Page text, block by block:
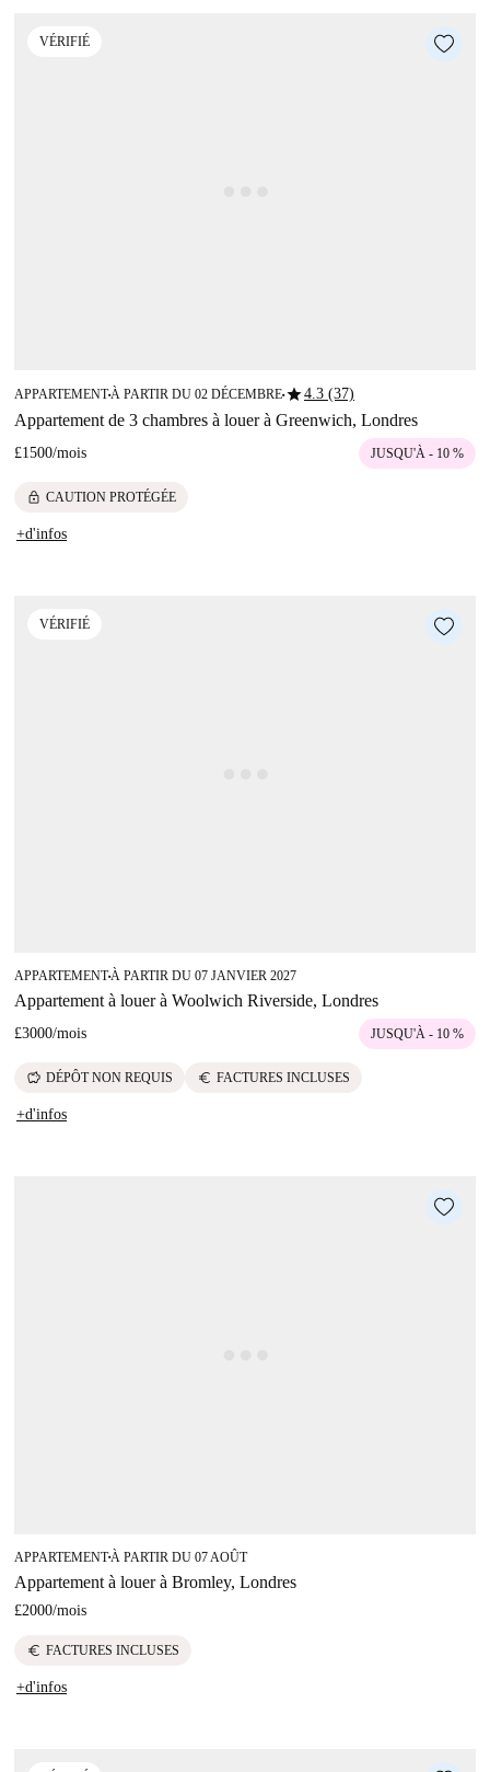
VÉRIFIÉ
APPARTEMENT■À PARTIR DU 02 DÉCEMBRE■star4.3 (37)
Appartement de 3 chambres à louer à Greenwich, Londres
£1500/mois JUSQU'À - 10 %
lock CAUTION PROTÉGÉE
+d'infos
VÉRIFIÉ
APPARTEMENT■À PARTIR DU 07 JANVIER 2027
Appartement à louer à Woolwich Riverside, Londres
£3000/mois JUSQU'À - 10 %
savings DÉPÔT NON REQUIS euro FACTURES INCLUSES
+d'infos
APPARTEMENT■À PARTIR DU 07 AOÛT
Appartement à louer à Bromley, Londres
£2000/mois
euro FACTURES INCLUSES
+d'infos